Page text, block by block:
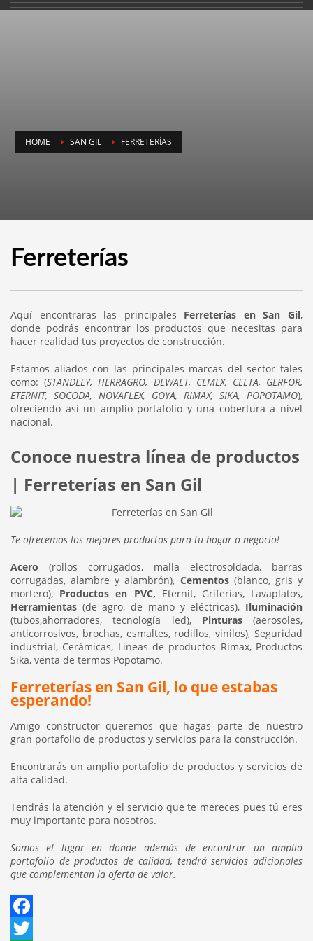
HOME SAN GIL FERRETERÍAS
Ferreterías
Aquí encontraras las principales Ferreterías en San Gil,
donde podrás encontrar los productos que necesitas para
hacer realidad tus proyectos de construcción.
Estamos aliados con las principales marcas del sector tales
como: (STANDLEY, HERRAGRO, DEWALT, CEMEX, CELTA, GERFOR,
ETERNIT, SOCODA, NOVAFLEX, GOYA, RIMAX, SIKA, POPOTAMO),
ofreciendo así un amplio portafolio y una cobertura a nivel
nacional.
Conoce nuestra línea de productos
| Ferreterías en San Gil
Te ofrecemos los mejores productos para tu hogar o negocio!
Acero (rollos corrugados, malla electrosoldada, barras
corrugadas, alambre y alambrón), Cementos(blanco, gris y
mortero), Productos en PVC, Eternit, Griferías, Lavaplatos,
Herramientas (de agro, de mano y eléctricas), Iluminación
(tubos,ahorradores, tecnología led), Pinturas(aerosoles,
anticorrosivos, brochas, esmaltes, rodillos, vinilos), Seguridad
industrial, Cerámicas, Lineas de productos Rimax, Productos
Sika, venta de termos Popotamo.
Ferreterías en San Gil, lo que estabas
esperando!
Amigo constructor queremos que hagas parte de nuestro
gran portafolio de productos y servicios para la construcción.
Encontrarás un amplio portafolio de productos y servicios de
alta calidad.
Tendrás la atención y el servicio que te mereces pues tú eres
muy importante para nosotros.
Somos el lugar en donde además de encontrar un amplio
portafolio de productos de calidad, tendrá servicios adicionales
que complementan la oferta de valor.
Facebook